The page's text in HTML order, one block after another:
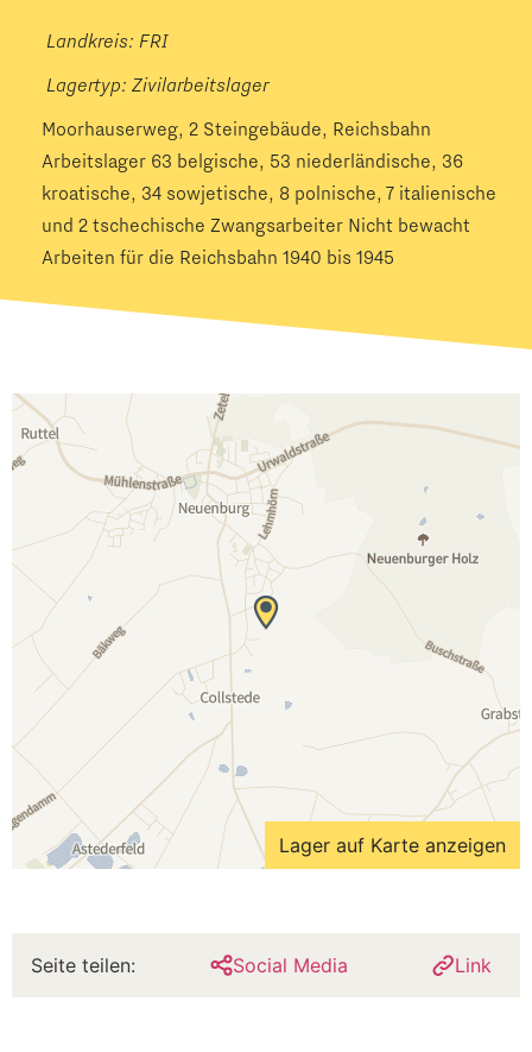
Landkreis: FRI
Lagertyp: Zivilarbeitslager
Moorhauserweg, 2 Steingebäude, Reichsbahn
Arbeitslager 63 belgische, 53 niederländische, 36
kroatische, 34 sowjetische, 8 polnische, 7 italienische
und 2 tschechische Zwangsarbeiter Nicht bewacht
Arbeiten für die Reichsbahn 1940 bis 1945
Lager auf Karte anzeigen
Seite teilen: Social Media Link